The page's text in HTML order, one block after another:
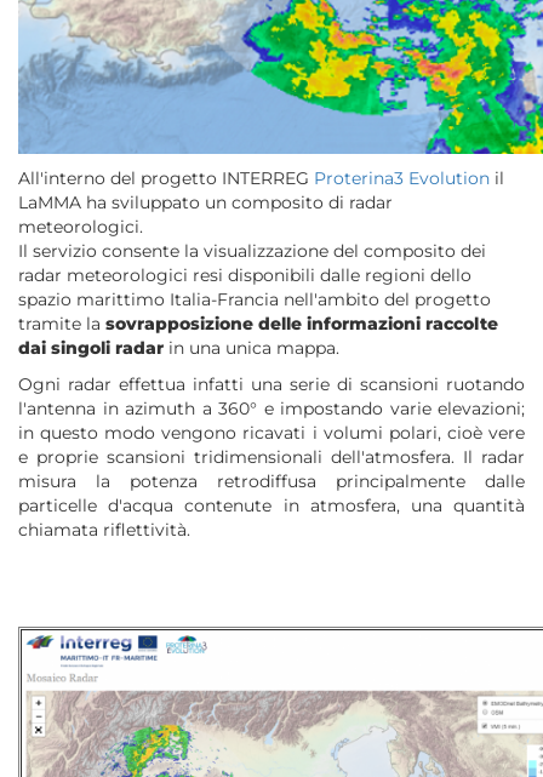
All'interno del progetto INTERREG Proterina3 Evolution il
LaMMA ha sviluppato un composito di radar
meteorologici.
Il servizio consente la visualizzazione del composito dei
radar meteorologici resi disponibili dalle regioni dello
spazio marittimo Italia-Francia nell'ambito del progetto
tramite la sovrapposizione delle informazioni raccolte
dai singoli radar in una unica mappa.
Ogni radar effettua infatti una serie di scansioni ruotando
l'antenna in azimuth a 360° e impostando varie elevazioni;
in questo modo vengono ricavati i volumi polari, cioè vere
e proprie scansioni tridimensionali dell'atmosfera. Il radar
misura la potenza retrodiffusa principalmente dalle
particelle d'acqua contenute in atmosfera, una quantità
chiamata riflettività.